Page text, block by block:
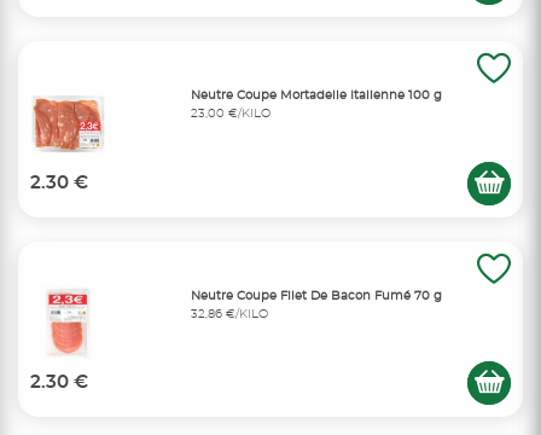
Neutre Coupe Mortadelle Italienne 100 g
23,00 €/KILO
2.30 €
Neutre Coupe Filet De Bacon Fumé 70 g
32,86 €/KILO
2.30 €